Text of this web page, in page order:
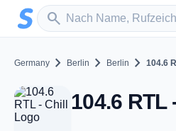
Zum Hauptinhalt springen
search
Sender suchen
Germany chevron_right Berlin chevron_right Berlin chevron_right 104.6
104.6 RTL